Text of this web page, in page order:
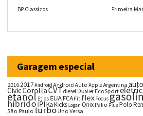
BP Classicos
Primeira
Garagem especial
20162017Android Android Auto AppleArgentina
CivicCorollaCVTdiesel DusterEcoSport
etanol Etios EUAFCA Fit flex Focus
híbridoIPIKaKicks Logan OnixPalio PlusPolo
São Paulo turboUno Versa